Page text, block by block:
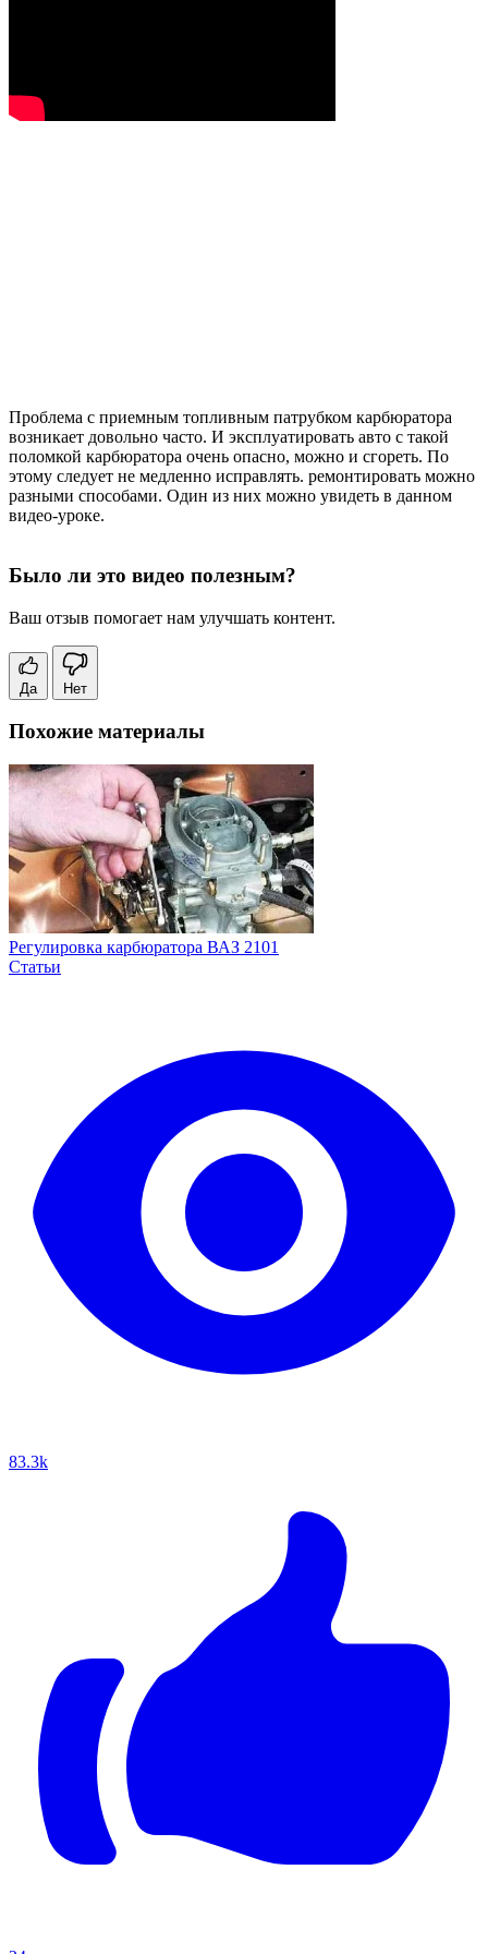
Проблема с приемным топливным патрубком карбюратора
возникает довольно часто. И эксплуатировать авто с такой
поломкой карбюратора очень опасно, можно и сгореть. По
этому следует не медленно исправлять. ремонтировать можно
разными способами. Один из них можно увидеть в данном
видео-уроке.
Было ли это видео полезным?
Ваш отзыв помогает нам улучшать контент.
Да Нет
Похожие материалы
Регулировка карбюратора ВАЗ 2101
Статьи
83.3k